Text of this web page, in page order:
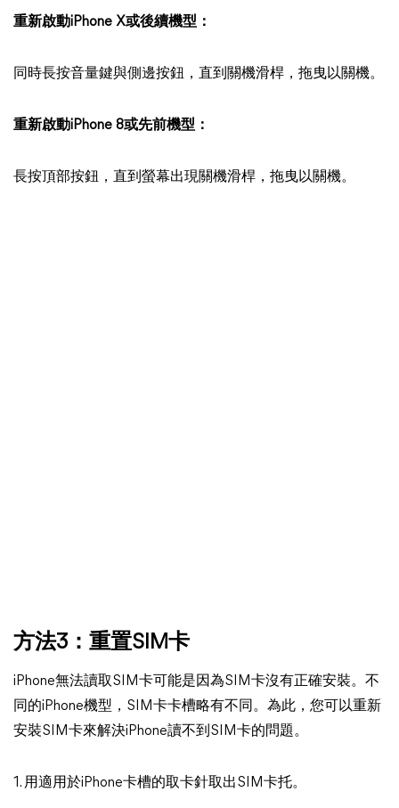
重新啟動iPhone X或後續機型：
同時長按音量鍵與側邊按鈕，直到關機滑桿，拖曳以關機。
重新啟動iPhone 8或先前機型：
長按頂部按鈕，直到螢幕出現關機滑桿，拖曳以關機。
方法3：重置SIM卡
iPhone無法讀取SIM卡可能是因為SIM卡沒有正確安裝。不
同的iPhone機型，SIM卡卡槽略有不同。為此，您可以重新
安裝SIM卡來解決iPhone讀不到SIM卡的問題。
1. 用適用於iPhone卡槽的取卡針取出SIM卡托。